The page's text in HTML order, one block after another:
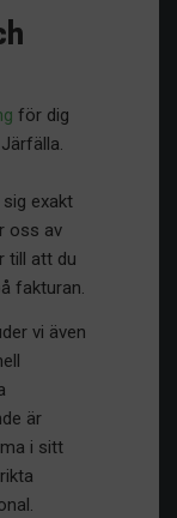
för dig
exakt
oss av
till att du
fakturan.
vi även
är
i sitt